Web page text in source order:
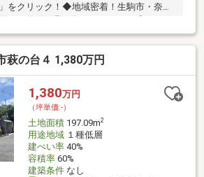
をクリック！◆地域密着！生駒市・奈良
数！生駒・奈良エリアでお探しの方は当
住替えの方/売却検討の方必見！当社で
ポート。売却～購入～引越までスムーズ
り入れ可能な金融機関は異なります。専
ザーがお客様に合った最適な金融機関を
萩の台４ 1,380万円
1,380万円
（坪単価:-）
土地面積197.09m2
用途地域１種低層
建ぺい率40%
容積率60%
建築条件なし